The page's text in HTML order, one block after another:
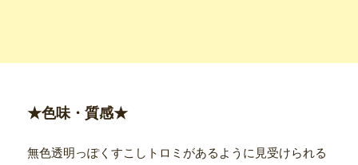
★色味・質感★
無色透明っぽくすこしトロミがあるように見受けられる